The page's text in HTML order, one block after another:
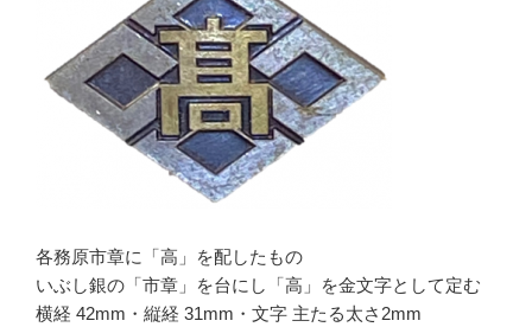
各務原市章に「高」を配したもの
いぶし銀の「市章」を台にし「高」を金文字として定む
横経 42mm・縦経 31mm・文字 主たる太さ2mm